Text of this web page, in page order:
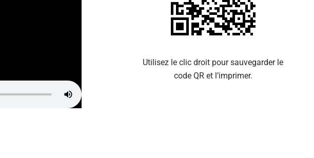
Utilisez le clic droit pour sauvegarder le
code QR et l’imprimer.